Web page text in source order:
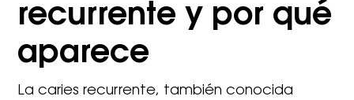
recurrente y por qué
aparece
La caries recurrente, también conocida